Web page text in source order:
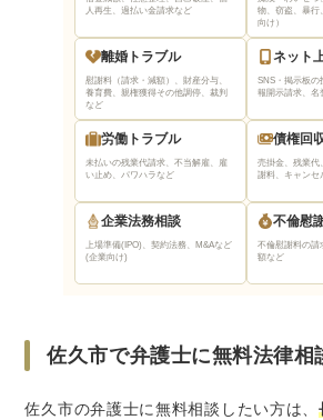
人再生、過払い金請求など
物、窃盗、暴行
向け）
離婚トラブル
慰謝料（請求・減額）、財産分与、
養育費、親権獲得その他調停、裁判
など
ネット
SNS・掲示板の
報開示請求、名
労働トラブル
未払いの残業代請求、不当解雇、雇
い止め、パワハラなど
債権回
売掛金、残業代
謝料、キャンセ
企業法務相談
上場準備(IPO)、契約法務、M&Aなど
(企業向け)
不倫慰
不倫慰謝料の請
額など
佐久市で弁護士に無料法律相
佐久市の弁護士に無料相談したい方は、